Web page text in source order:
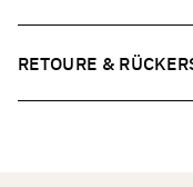
RETOURE &